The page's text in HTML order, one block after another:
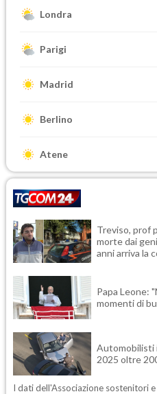
Londra
Parigi
Madrid
Berlino
Atene
Treviso, prof
morte dai
anni arriva la
Papa Leone:
momenti di
Automobilisti
2025 oltre
I dati dell'Associazione sostenitori